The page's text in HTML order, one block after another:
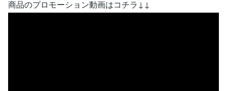
商品のプロモーション動画はコチラ↓↓